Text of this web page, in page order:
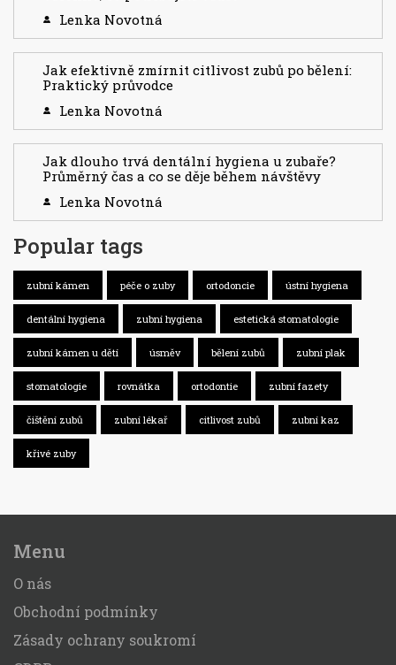
Lenka Novotná
Jak efektivně zmírnit citlivost zubů po bělení:
Praktický průvodce
Lenka Novotná
Jak dlouho trvá dentální hygiena u zubaře?
Průměrný čas a co se děje během návštěvy
Lenka Novotná
Popular tags
zubní kámen péče o zuby ortodoncie ústní hygiena
dentální hygiena zubní hygiena estetická stomatologie
zubní kámen u dětí úsměv bělení zubů zubní plak
stomatologie rovnátka ortodontie zubní fazety
čištění zubů zubní lékař citlivost zubů zubní kaz
křivé zuby
Menu
O nás
Obchodní podmínky
Zásady ochrany soukromí